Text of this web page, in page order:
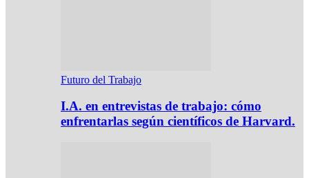
Futuro del Trabajo
I.A. en entrevistas de trabajo: cómo
enfrentarlas según científicos de Harvard.